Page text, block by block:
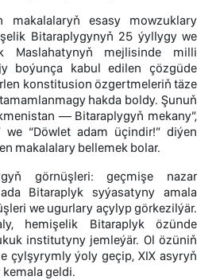
makalalaryň esasy mowzuklary
Bitaraplygynyň 25 ýyllygy we
Maslahatynyň mejlisinde milli
boýunça kabul edilen çözgüde
konstitusion özgertmeleriň täze
hakda boldy. Şunuň
— Bitaraplygyň mekany”,
we “Döwlet adam üçindir!” diýen
makalalary bellemek bolar.
görnüşleri: geçmişe nazar
Bitaraplyk syýasatyny amala
we ugurlary açylyp görkezilýär.
hemişelik Bitaraplyk özünde
institutyny jemleýär. Ol özüniň
çylşyrymly ýoly geçip, XIX asyryň
geldi.